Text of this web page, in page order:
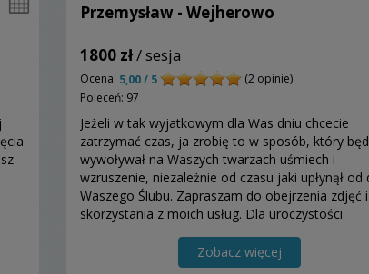
Przemysław - Wejherowo
1800 zł/ sesja
Ocena: 5,00 / 5
(2 opinie)
Poleceń: 97
Jeżeli w tak wyjatkowym dla Was dniu chcecie
zatrzymać czas, ja zrobię to w sposób, który
wywoływał na Waszych twarzach uśmiech i
wzruszenie, niezależnie od czasu jaki upłynął od
Waszego Ślubu. Zapraszam do obejrzenia zdjęć i
skorzystania z moich usług. Dla uroczystości
Zobacz więcej